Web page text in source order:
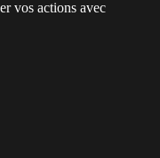
vos actions avec